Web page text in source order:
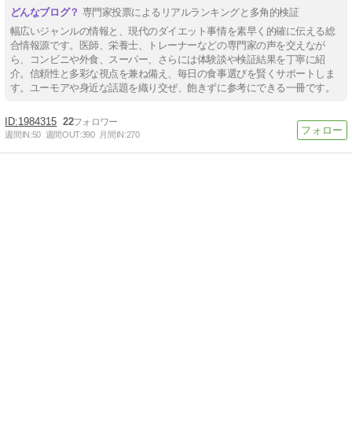
専門家投票によるリアルランキングと多角的検証
幅広いジャンルの情報と、現代のダイエット事情を素早く的確に伝える総
合情報源です。医師、栄養士、トレーナーなどの専門家の声を交えなが
ら、コンビニや外食、スーパー、さらには体験談や検証結果を丁寧に紹
介。信頼性と多彩な視点を兼ね備え、毎日の食事選びを賢くサポートしま
す。ユーモアや身近な話題を織り交ぜ、飽きずに参考にできる一冊です。
1984315 22
週間IN:50 週間OUT:390 月間IN:270